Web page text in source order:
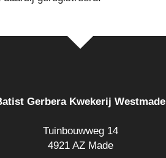
Gerbera Kwekerij Westmade
Tuinbouwweg 14
4921 AZ Made